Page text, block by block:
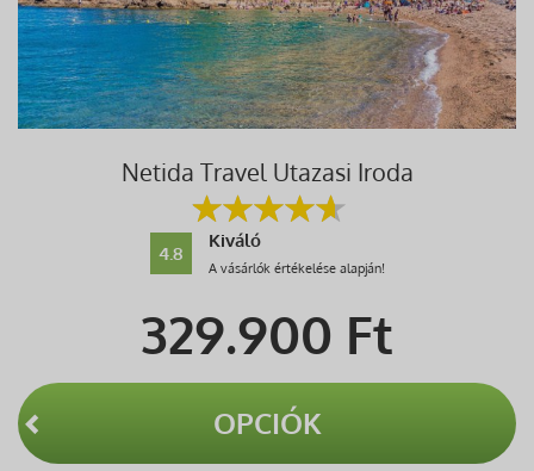
Netida Travel Utazasi Iroda
4.8
Kiváló
A vásárlók értékelése alapján!
329.900 Ft
OPCIÓK